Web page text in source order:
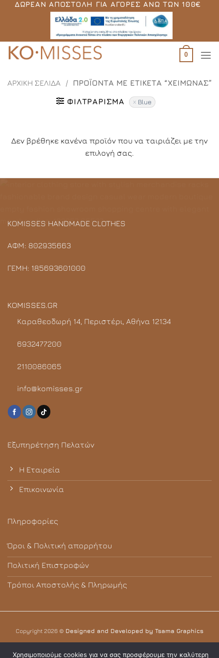
Μετάβαση
ΔΩΡΕΆΝ ΑΠΟΣΤΟΛΉ ΓΙΑ ΑΓΟΡΈΣ ΆΝΩ ΤΩΝ 100€
0
ΑΡΧΙΚΉ ΣΕΛΊΔΑ / ΠΡΟΪΌΝΤΑ ΜΕ ΕΤΙΚΈΤΑ “ΧΕΙΜΏΝΑΣ”
ΦΙΛΤΡΆΡΙΣΜΑ Blue
Δεν βρέθηκε κανένα προϊόν που να ταιριάζει με την
επιλογή σας.
KOMISSES HANDMADE CLOTHES
ΑΦΜ: 802935663
ΓΕΜΗ: 185693601000
Εξυπηρέτηση Πελατών
Η Εταιρεία
Επικοινωνία
Πληροφορίες
Όροι & Πολιτική απορρήτου
Πολιτική Επιστροφών
Τρόποι Αποστολής & Πληρωμής
KOMISSES.GR
Καραθεοδωρή 14, Περιστέρι, Αθήνα 12134
6932477200
2110086065
info@komisses.gr
Copyright 2026 © Designed and Developed by Tsama Graphics
Χρησιμοποιούμε cookies για να σας προσφέρουμε την καλύτερη